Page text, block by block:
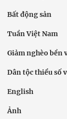
Bất động sản
Tuần Việt Nam
Giảm nghèo bền
Dân tộc thiểu số
English
Ảnh